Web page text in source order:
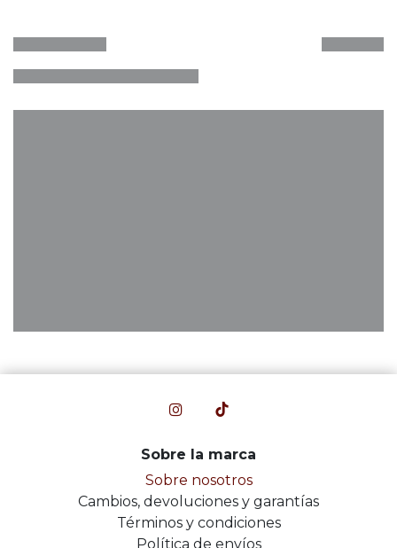
Sobre la marca
Sobre nosotros
Cambios, devoluciones y garantías
Términos y condiciones
Política de envíos